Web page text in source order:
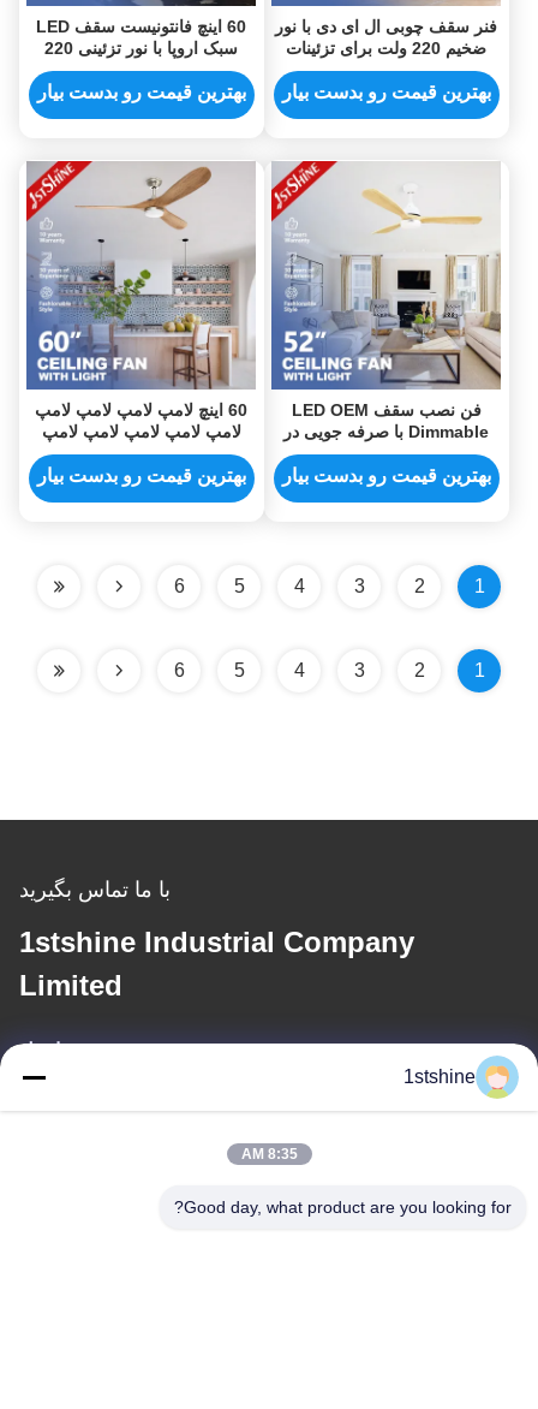
فنر سقف چوبی ال ای دی با نور
ضخیم 220 ولت برای تزئینات
بهترین قیمت رو بدست بیار
60 اینچ فانتونیست سقف LED
سبک اروپا با نور تزئینی 220
ولت
بهترین قیمت رو بدست بیار
فن نصب سقف LED OEM
Dimmable با صرفه جویی در
انرژی موتور مس 220 ولت DC
بهترین قیمت رو بدست بیار
60 اینچ لامپ لامپ لامپ لامپ
لامپ لامپ لامپ لامپ لامپ
بهترین قیمت رو بدست بیار
1
2
3
4
5
6
1
2
3
4
5
6
با ما تماس بگیرید
1stshine Industrial Company
Limited
ایمیل
1stshine
8:35 AM
Good day, what product are you looking for?